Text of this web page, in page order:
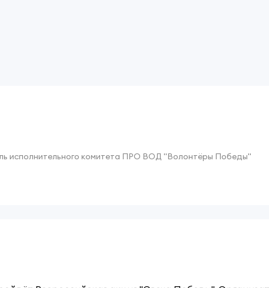
исполнительного комитета ПРО ВОД "Волонтёры Победы"